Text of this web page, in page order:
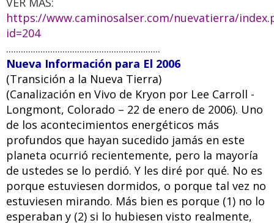
https://www.caminosalser.com/nuevatierra/
id=204
...............................................................
Nueva Información para El 2006
(Transición a la Nueva Tierra)
(Canalización en Vivo de Kryon por Lee Carroll -
Longmont, Colorado – 22 de enero de 2006). Uno
de los acontecimientos energéticos más
profundos que hayan sucedido jamás en este
planeta ocurrió recientemente, pero la mayoría
de ustedes se lo perdió. Y les diré por qué. No es
porque estuviesen dormidos, o porque tal vez no
estuviesen mirando. Más bien es porque (1) no lo
esperaban y (2) si lo hubiesen visto realmente,